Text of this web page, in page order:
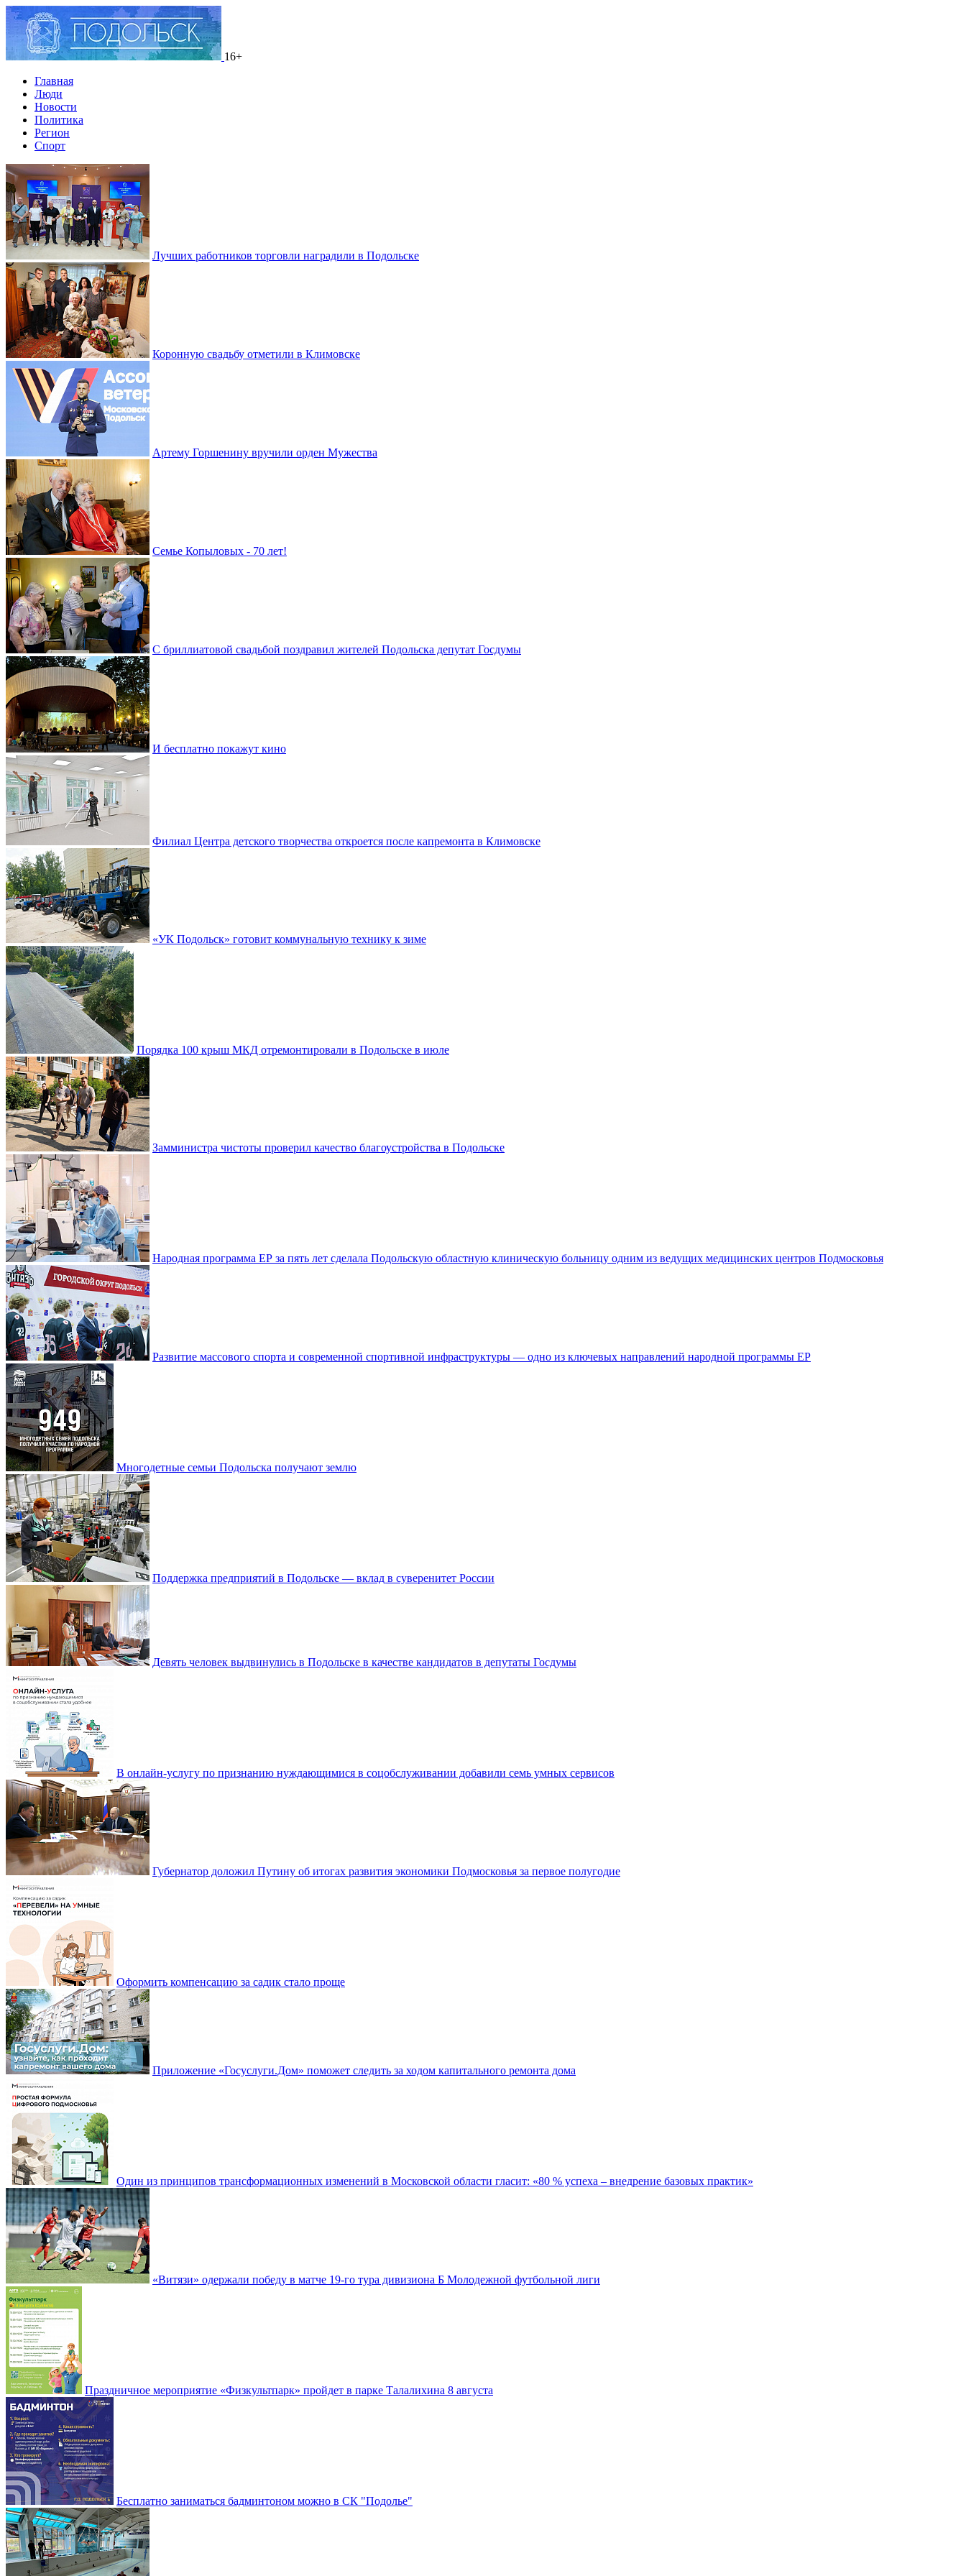
16+
Главная
Люди
Новости
Политика
Регион
Спорт
Лучших работников торговли наградили в Подольске
Коронную свадьбу отметили в Климовске
Артему Горшенину вручили орден Мужества
Семье Копыловых - 70 лет!
С бриллиатовой свадьбой поздравил жителей Подольска депутат Госдумы
И бесплатно покажут кино
Филиал Центра детского творчества откроется после капремонта в Климовске
«УК Подольск» готовит коммунальную технику к зиме
Порядка 100 крыш МКД отремонтировали в Подольске в июле
Замминистра чистоты проверил качество благоустройства в Подольске
Народная программа ЕР за пять лет сделала Подольскую областную клиническую больницу одним из ведущих медицинских центров Подмосковья
Развитие массового спорта и современной спортивной инфраструктуры — одно из ключевых направлений народной программы ЕР
Многодетные семьи Подольска получают землю
Поддержка предприятий в Подольске — вклад в суверенитет России
Девять человек выдвинулись в Подольске в качестве кандидатов в депутаты Госдумы
В онлайн-услугу по признанию нуждающимися в соцобслуживании добавили семь умных сервисов
Губернатор доложил Путину об итогах развития экономики Подмосковья за первое полугодие
Оформить компенсацию за садик стало проще
Приложение «Госуслуги.Дом» поможет следить за ходом капитального ремонта дома
Один из принципов трансформационных изменений в Московской области гласит: «80 % успеха – внедрение базовых практик»
«Витязи» одержали победу в матче 19-го тура дивизиона Б Молодежной футбольной лиги
Праздничное мероприятие «Физкультпарк» пройдет в парке Талалихина 8 августа
Бесплатно заниматься бадминтоном можно в СК "Подолье"